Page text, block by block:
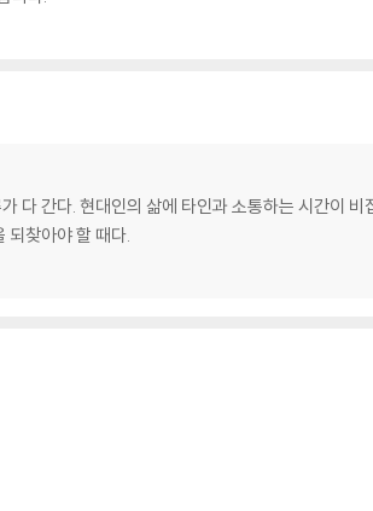
간다. 현대인의 삶에 타인과 소통하는 시간이 비
되찾아야 할 때다.